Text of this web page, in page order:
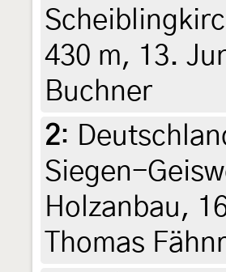
430 m, 13.
Buchner
2:
Siegen-
Holzanbau,
Thomas